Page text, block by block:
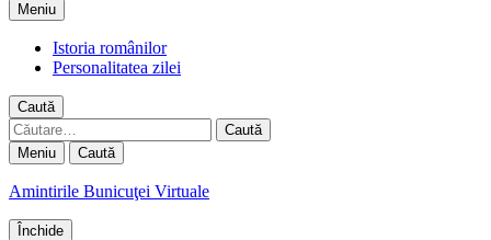
Meniu
Istoria românilor
Personalitatea zilei
Caută
Caută
după:
Meniu Caută
Amintirile Bunicuţei Virtuale
Închide